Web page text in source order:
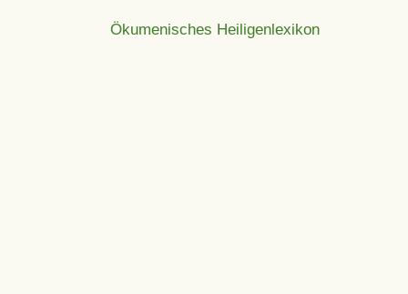
Ökumenisches Heiligenlexikon